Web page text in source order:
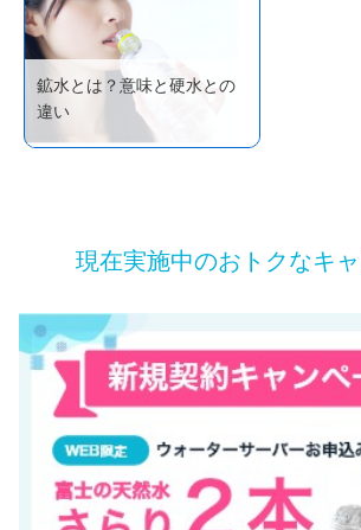
鉱水とは？意味と硬水との
違い
現在実施中のおトクなキ